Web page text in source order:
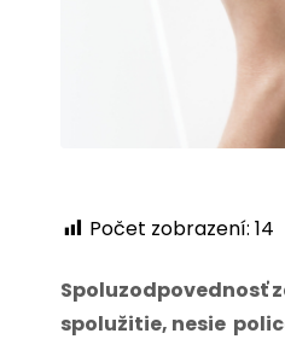
Počet zobrazení: 14
Spoluzodpovednosť
spolužitie, nesie